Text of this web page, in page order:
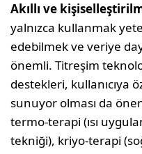
Akıllı ve
yalnızca kullanmak
edebilmek ve veriye
önemli. Titreşim
destekleri, kullanıcıya
sunuyor olması da
termo-terapi (ısı
tekniği), kriyo-terapi